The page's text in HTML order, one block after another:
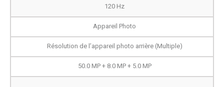
120 Hz
Appareil Photo
Résolution de l’appareil photo arrière (Multiple)
50.0 MP + 8.0 MP + 5.0 MP